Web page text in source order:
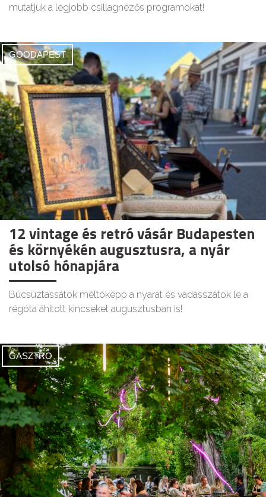
mutatjuk a legjobb csillagnézős programokat!
GOODAPEST
12 vintage és retró vásár Budapesten
és környékén augusztusra, a nyár
utolsó hónapjára
Búcsúztassátok méltóképp a nyarat és vadásszátok le a
régóta áhított kincseket augusztusban is!
GASZTRO